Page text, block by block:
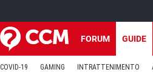
FORUM GUIDE
COVID-19 GAMING INTRATTENIMENTO